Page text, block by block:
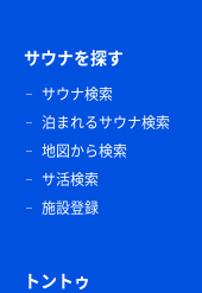
サウナを探す
サウナ検索
泊まれるサウナ検索
地図から検索
サ活検索
施設登録
トントゥ